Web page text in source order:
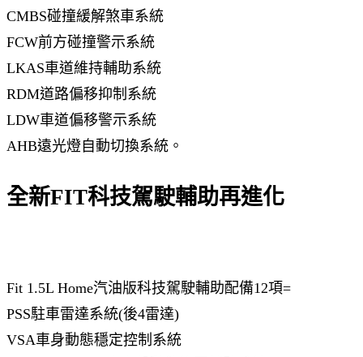
CMBS碰撞緩解煞車系統
FCW前方碰撞警示系統
LKAS車道維持輔助系統
RDM道路偏移抑制系統
LDW車道偏移警示系統
AHB遠光燈自動切換系統。
全新FIT科技駕駛輔助再進化
Fit 1.5L Home汽油版科技駕駛輔助配備12項=
PSS駐車雷達系統(後4雷達)
VSA車身動態穩定控制系統